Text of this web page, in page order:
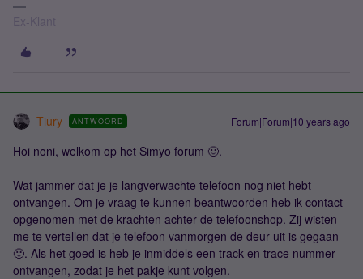
Ex-Klant
Tiury ANTWOORD Forum|Forum|10 years ago
Hoi noni, welkom op het Simyo forum 🙂.
Wat jammer dat je je langverwachte telefoon nog niet hebt
ontvangen. Om je vraag te kunnen beantwoorden heb ik contact
opgenomen met de krachten achter de telefoonshop. Zij wisten
me te vertellen dat je telefoon vanmorgen de deur uit is gegaan
🙂. Als het goed is heb je inmiddels een track en trace nummer
ontvangen, zodat je het pakje kunt volgen.